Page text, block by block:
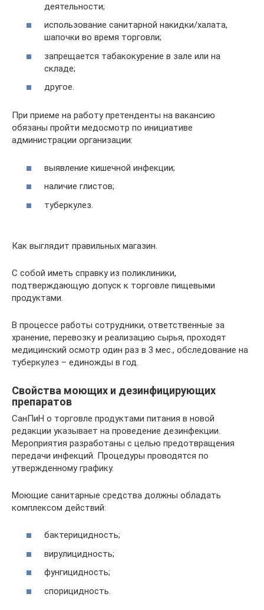
деятельности;
использование санитарной накидки/халата,
шапочки во время торговли;
запрещается табакокурение в зале или на
складе;
другое.
При приеме на работу претенденты на вакансию
обязаны пройти медосмотр по инициативе
администрации организации:
выявление кишечной инфекции;
наличие глистов;
туберкулез.
Как выглядит правильных магазин.
С собой иметь справку из поликлиники,
подтверждающую допуск к торговле пищевыми
продуктами.
В процессе работы сотрудники, ответственные за
хранение, перевозку и реализацию сырья, проходят
медицинский осмотр один раз в 3 мес., обследование на
туберкулез – единожды в год.
Свойства моющих и дезинфицирующих
препаратов
СанПиН о торговле продуктами питания в новой
редакции указывает на проведение дезинфекции.
Мероприятия разработаны с целью предотвращения
передачи инфекций. Процедуры проводятся по
утвержденному графику.
Моющие санитарные средства должны обладать
комплексом действий:
бактерицидность;
вирулицидность;
фунгицидность;
спорицидность.